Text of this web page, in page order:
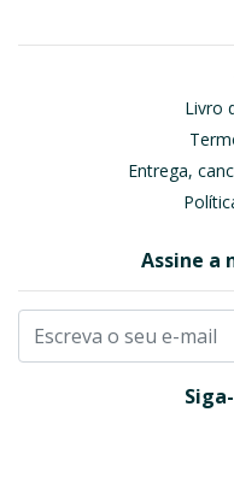
Livro
Entrega,
Assine a